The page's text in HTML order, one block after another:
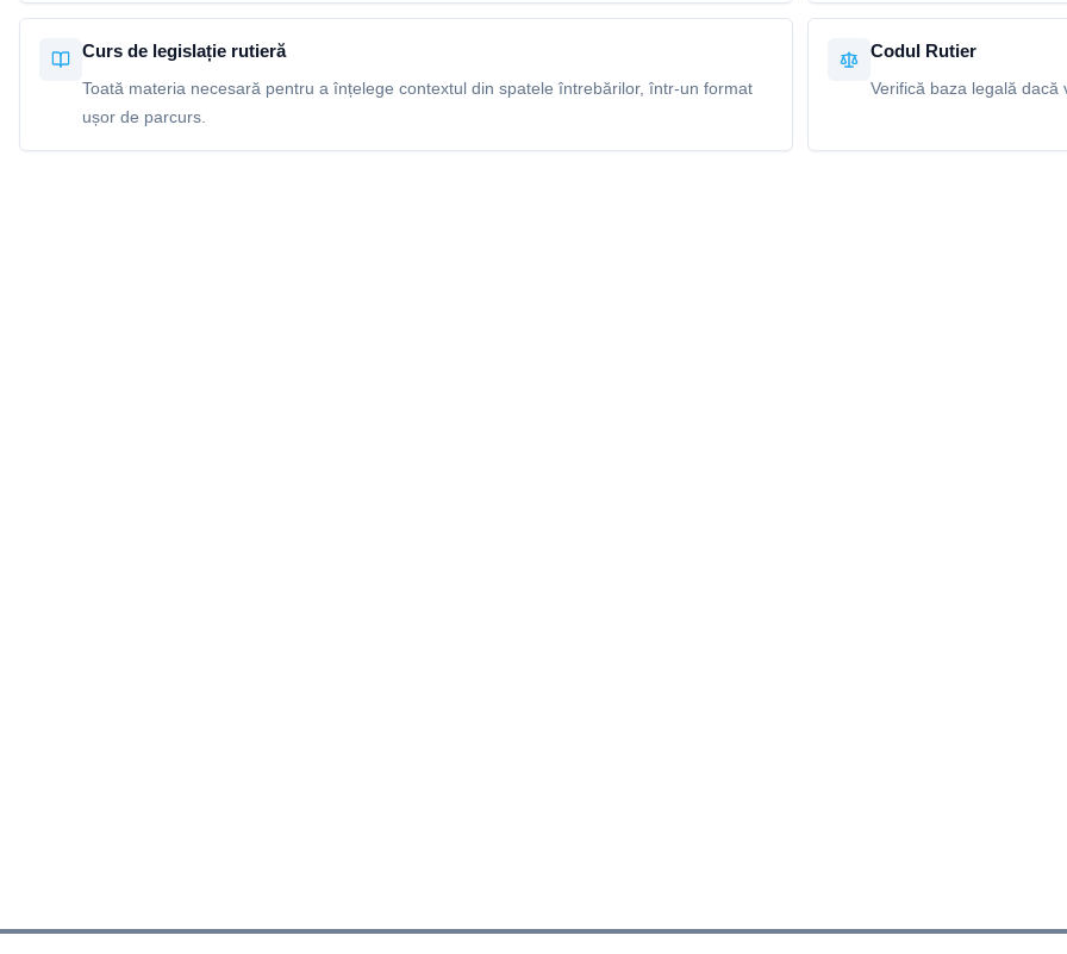
Curs de legislație rutieră
Toată materia necesară pentru a înțelege contextul din spatele întrebărilor, într-un format
ușor de parcurs.
Codul Rutier
Verifică baza legală dacă